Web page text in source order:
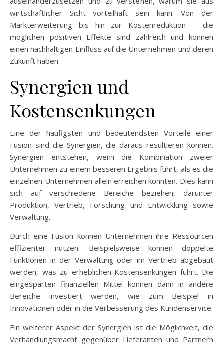
wirtschaftlicher Sicht vorteilhaft sein kann. Von der
Markterweiterung bis hin zur Kostenreduktion – die
möglichen positiven Effekte sind zahlreich und können
einen nachhaltigen Einfluss auf die Unternehmen und deren
Zukunft haben.
Synergien und
Kostensenkungen
Eine der häufigsten und bedeutendsten Vorteile einer
Fusion sind die Synergien, die daraus resultieren können.
Synergien entstehen, wenn die Kombination zweier
Unternehmen zu einem besseren Ergebnis führt, als es die
einzelnen Unternehmen allein erreichen könnten. Dies kann
sich auf verschiedene Bereiche beziehen, darunter
Produktion, Vertrieb, Forschung und Entwicklung sowie
Verwaltung.
Durch eine Fusion können Unternehmen ihre Ressourcen
effizienter nutzen. Beispielsweise können doppelte
Funktionen in der Verwaltung oder im Vertrieb abgebaut
werden, was zu erheblichen Kostensenkungen führt. Die
eingesparten finanziellen Mittel können dann in andere
Bereiche investiert werden, wie zum Beispiel in
Innovationen oder in die Verbesserung des Kundenservice.
Ein weiterer Aspekt der Synergien ist die Möglichkeit, die
Verhandlungsmacht gegenüber Lieferanten und Partnern